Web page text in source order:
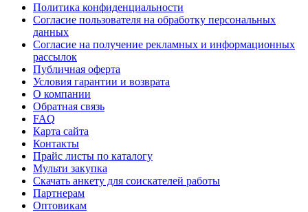
Политика конфиденциальности
Согласие пользователя на обработку персональных
данных
Согласие на получение рекламных и информационных
рассылок
Публичная оферта
Условия гарантии и возврата
О компании
Обратная связь
FAQ
Карта сайта
Контакты
Прайс листы по каталогу
Мульти закупка
Скачать анкету для соискателей работы
Партнерам
Оптовикам